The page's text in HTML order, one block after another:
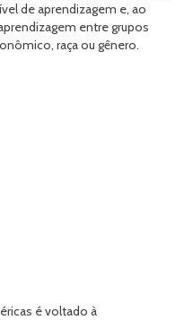
de aprendizagem e, ao
entre grupos
raça ou gênero.
é voltado à